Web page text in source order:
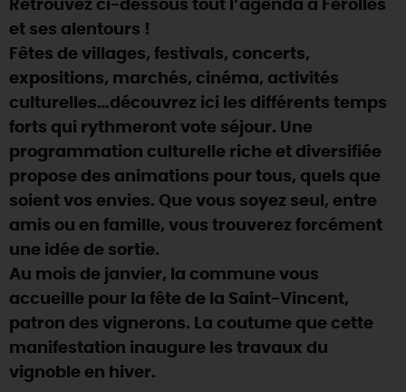
TOUTES LES ACTIVITÉS
Visitesgourmandeset créatives
Vins etvignobles
Chic,une aire de pique-nique
Par ici les guinguettes
Que rapporter du Loiret ?
La Route desMétiers d'Art
TOUT L'ART DE VIVRE
Des vacances auprès des animaux 🐎
(re)Découvrir les coulisses de la Faïencerie de
Gien !
Expérimenterles parcours Baludik 🕵️
Une saison de festivals 🎉
Rendez-vous de la nature en 2026
Des sorties en famille dans le Loiret !
Programme des animations "Loiret au fil de l'eau"
2026
Où sortir ?
AUJOURD'HUI
SE REPÉRER,SE DÉPLACER
INFOS &SERVICES
RÉSERVER MAINTENANT
Retrouvez ci-dessous tout l’agenda à Férolles
et ses alentours !
Fêtes de villages, festivals, concerts,
expositions, marchés, cinéma, activités
culturelles…découvrez ici les différents temps
forts qui rythmeront vote séjour. Une
programmation culturelle riche et diversifiée
propose des animations pour tous, quels que
soient vos envies. Que vous soyez seul, entre
amis ou en famille, vous trouverez forcément
une idée de sortie.
Au mois de janvier, la commune vous
accueille pour la fête de la Saint-Vincent,
patron des vignerons. La coutume que cette
manifestation inaugure les travaux du
vignoble en hiver.